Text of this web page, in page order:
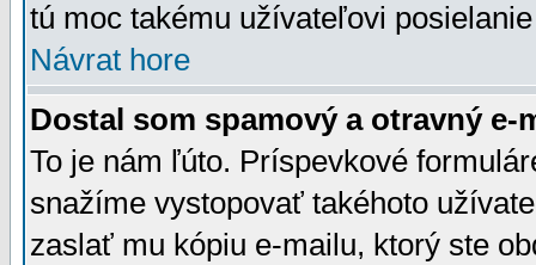
tú moc takému užívateľovi
Návrat hore
Dostal som spamový a otravný e-
To je nám ľúto. Príspevkové
snažíme vystopovať takéhoto
zaslať mu kópiu e-mailu, ktorý ste